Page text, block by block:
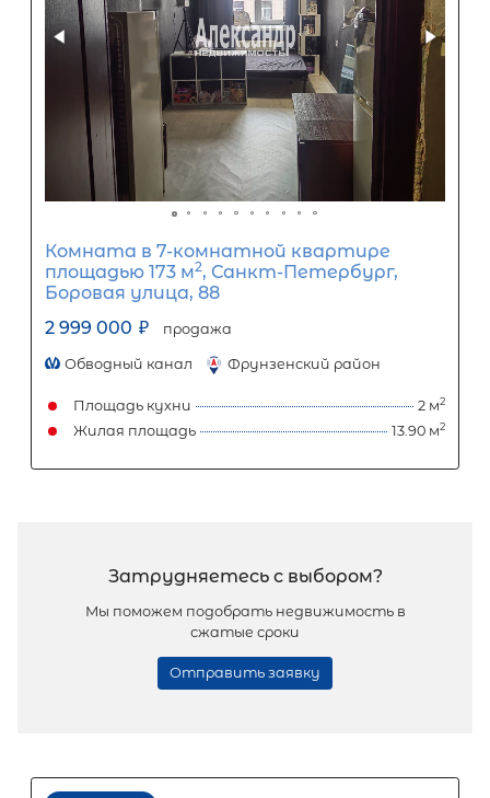
Комната в 5-комнатной квартире
площадью 171 м2, Санкт-
улица Чапаева, 2
3 100 000
₽
Площадь кухни
Жилая площадь
Популярное